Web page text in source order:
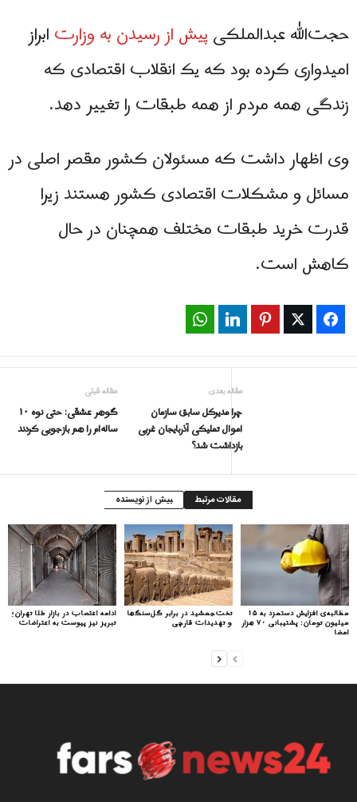
حجت‌الله عبدالملکیپیش از رسیدن به وزارتابراز
امیدواری کرده بود که یک انقلاب اقتصادی که
زندگی همه مردم از همه طبقات را تغییر دهد.
وی اظهار داشت که مسئولان کشور مقصر اصلی در
مسائل و مشكلات اقتصادی کشور هستند زیرا
قدرت خرید طبقات مختلف همچنان در حال
کاهش است.
Facebook
Twitter
Pinterest
LinkedIn
مقاله قبلی
گوهر عشقی: حتی نوه ۱۰
ساله‌ام را هم بازجویی کردند
مقاله بعدی
چرا مدیرکل سابق سازمان
اموال تملیکی آذربایجان غربی
بازداشت شد؟
مقالات مرتبط بیش از نویسنده
ادامه اعتصاب در بازار طلا تهران؛
تبریز نیز پیوست به اعتراضات
تخت‌جمشید در برابر گل‌سنگ‌ها
و تهدیدات قارچی
مطالبه‌ی افزایش دستمزد به ۱۵
میلیون تومان: پشتیبانی ۷۰ هزار
امضا